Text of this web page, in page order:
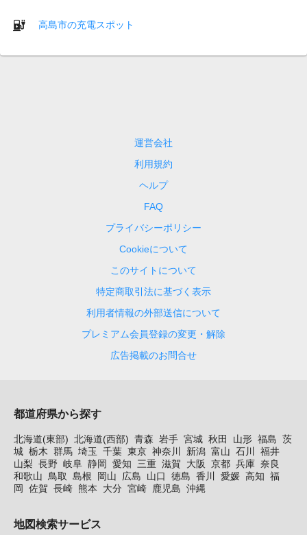
高島市の充電スポット
運営会社
利用規約
ヘルプ
FAQ
プライバシーポリシー
Cookieについて
このサイトについて
特定商取引法に基づく表示
利用者情報の外部送信について
プレミアム会員登録の変更・解除
広告掲載のお問合せ
都道府県から探す
北海道(東部) 北海道(西部) 青森 岩手 宮城 秋田 山形 福島 茨
城 栃木 群馬 埼玉 千葉 東京 神奈川 新潟 富山 石川
福井
山梨 長野 岐阜 静岡 愛知 三重 滋賀 大阪 京都 兵庫 奈良
和歌山
鳥取 島根 岡山 広島 山口 徳島 香川 愛媛 高知 福
岡
佐賀 長崎 熊本 大分 宮崎 鹿児島 沖縄
地図検索サービス